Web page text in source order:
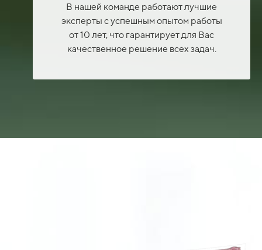
В нашей команде работают лучшие
эксперты с успешным опытом работы
от 10 лет, что гарантирует для Вас
качественное решение всех задач.